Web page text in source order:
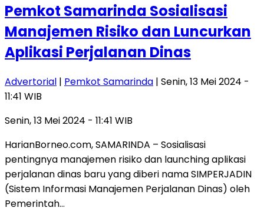
Pemkot Samarinda Sosialisasi
Manajemen Risiko dan Luncurkan
Aplikasi Perjalanan Dinas
Advertorial | Pemkot Samarinda | Senin, 13 Mei 2024 -
11:41 WIB
Senin, 13 Mei 2024 - 11:41 WIB
HarianBorneo.com, SAMARINDA – Sosialisasi
pentingnya manajemen risiko dan launching aplikasi
perjalanan dinas baru yang diberi nama SIMPERJADIN
(Sistem Informasi Manajemen Perjalanan Dinas) oleh
Pemerintah…